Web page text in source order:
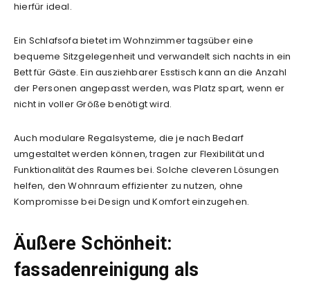
hierfür ideal.
Ein Schlafsofa bietet im Wohnzimmer tagsüber eine
bequeme Sitzgelegenheit und verwandelt sich nachts in ein
Bett für Gäste. Ein ausziehbarer Esstisch kann an die Anzahl
der Personen angepasst werden, was Platz spart, wenn er
nicht in voller Größe benötigt wird.
Auch modulare Regalsysteme, die je nach Bedarf
umgestaltet werden können, tragen zur Flexibilität und
Funktionalität des Raumes bei. Solche cleveren Lösungen
helfen, den Wohnraum effizienter zu nutzen, ohne
Kompromisse bei Design und Komfort einzugehen.
Äußere Schönheit:
fassadenreinigung als